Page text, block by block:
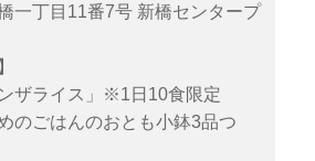
一丁目11番7号 新橋センタープ
ザライス」※1日10食限定
のごはんのおとも小鉢3品つ